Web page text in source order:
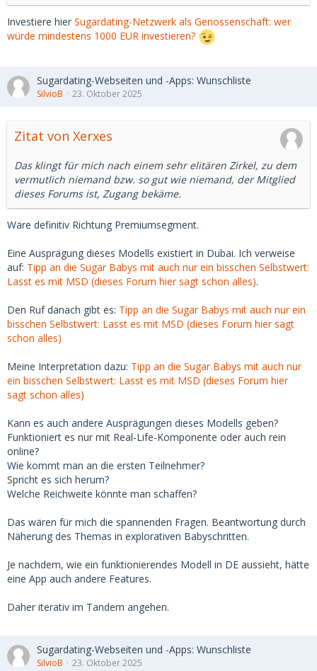
Hintergrund ist, dass ich seit Sommer wieder suche und
aufgrund der vielen negativen Erfahrung merke, dass meine
Zündschnurr immer kürzer wird.
eine Formulierung im Chat gestört hat, die - objektiv
betrachtet - wohl auch auf fehlende Ausdrucksfähigkeit
Mit dem Mindset wird das nichts mehr.
Investiere hier Sugardating-Netzwerk als Genossenschaft: wer
würde mindestens 1000 EUR investieren?
Sugardating-Webseiten und -Apps: Wunschliste
SilvioB 23. Oktober 2025
Zitat von Xerxes
Das klingt für mich nach einem sehr elitären Zirkel, zu dem
vermutlich niemand bzw. so gut wie niemand, der Mitglied
dieses Forums ist, Zugang bekäme.
Wäre definitiv Richtung Premiumsegment.
Eine Ausprägung dieses Modells existiert in Dubai. Ich verweise
auf: Tipp an die Sugar Babys mit auch nur ein bisschen Selbstwert:
Lasst es mit MSD (dieses Forum hier sagt schon alles).
Den Ruf danach gibt es: Tipp an die Sugar Babys mit auch nur ein
bisschen Selbstwert: Lasst es mit MSD (dieses Forum hier sagt
schon alles)
Meine Interpretation dazu: Tipp an die Sugar Babys mit auch nur
ein bisschen Selbstwert: Lasst es mit MSD (dieses Forum hier
sagt schon alles)
Kann es auch andere Ausprägungen dieses Modells geben?
Funktioniert es nur mit Real-Life-Komponente oder auch rein
online?
Wie kommt man an die ersten Teilnehmer?
Spricht es sich herum?
Welche Reichweite könnte man schaffen?
Das wären für mich die spannenden Fragen. Beantwortung durch
Näherung des Themas in explorativen Babyschritten.
Je nachdem, wie ein funktionierendes Modell in DE aussieht, hätte
eine App auch andere Features.
Daher iterativ im Tandem angehen.
Sugardating-Webseiten und -Apps: Wunschliste
SilvioB 23. Oktober 2025